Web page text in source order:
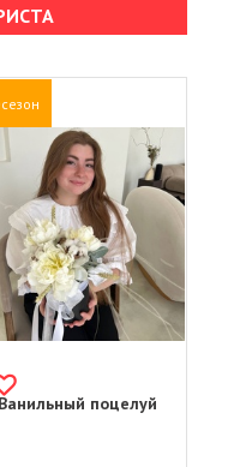
Ванильный поцелуй